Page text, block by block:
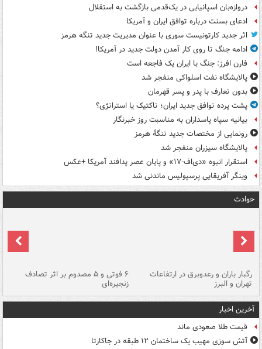
دروازه‌بان اسپانیایی در یک‌قدمی بازگشت به استقلال
ادعای بسنت درباره توافق ایران و آمریکا
اثر جدید کارتونیست سوری با عنوان مدیریت جدید تنگه هرمز
ادامه جنگ تا روی کار آمدن دولت جدید در آمریکا!
فارن افرز: جنگ با ایران یک فاجعه است
پالایشگاه نفت اسلواکی منفجر شد
بدون تعارف با پدر و پسر قهرمان
پشت پرده توافق جدید ایران؛ تاکتیک یا استراتژی؟
بیانیه سپاه پاسداران به مناسبت روز خبرنگار
رونمایی از مختصات جدید تنگۀ هرمز
پالایشگاه سیزران منفجر شد
استقرار انبوه «دی‌اف‑۱۷» و پایان عصر پدافند آمریکا +عکس
وینگر آفریقایی پرسپولیس ماندنی شد
حوادث
رگبار باران و رعدوبرق در ارتفاعات
تهران و البرز
۶ فوتی و ۵ مصدوم بر اثر تصادف
زنجیره‌ای
آخرین اخبار
قیمت طلا صعودی ماند
آتش سوزی مهیب یک ساختمان ۱۲ طبقه در جاکارتا